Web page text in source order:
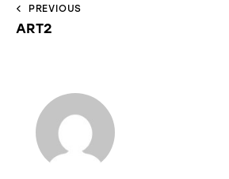
PREVIOUS
ART2